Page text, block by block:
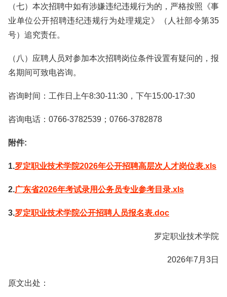
（七）本次招聘中如有涉嫌违纪违规行为的，严格按照《事
业单位公开招聘违纪违规行为处理规定》（人社部令第35
号）追究责任。
（八）应聘人员对参加本次招聘岗位条件设置有疑问的，报
名期间可致电咨询。
咨询时间：工作日上午8:30-11:30，下午15:00-17:30
咨询电话：0766-3782539；0766-3782878
附件:
1.罗定职业技术学院2026年公开招聘高层次人才岗位表.xls
2.广东省2026年考试录用公务员专业参考目录.xls
3.罗定职业技术学院公开招聘人员报名表.doc
罗定职业技术学院
2026年7月3日
原文出处：